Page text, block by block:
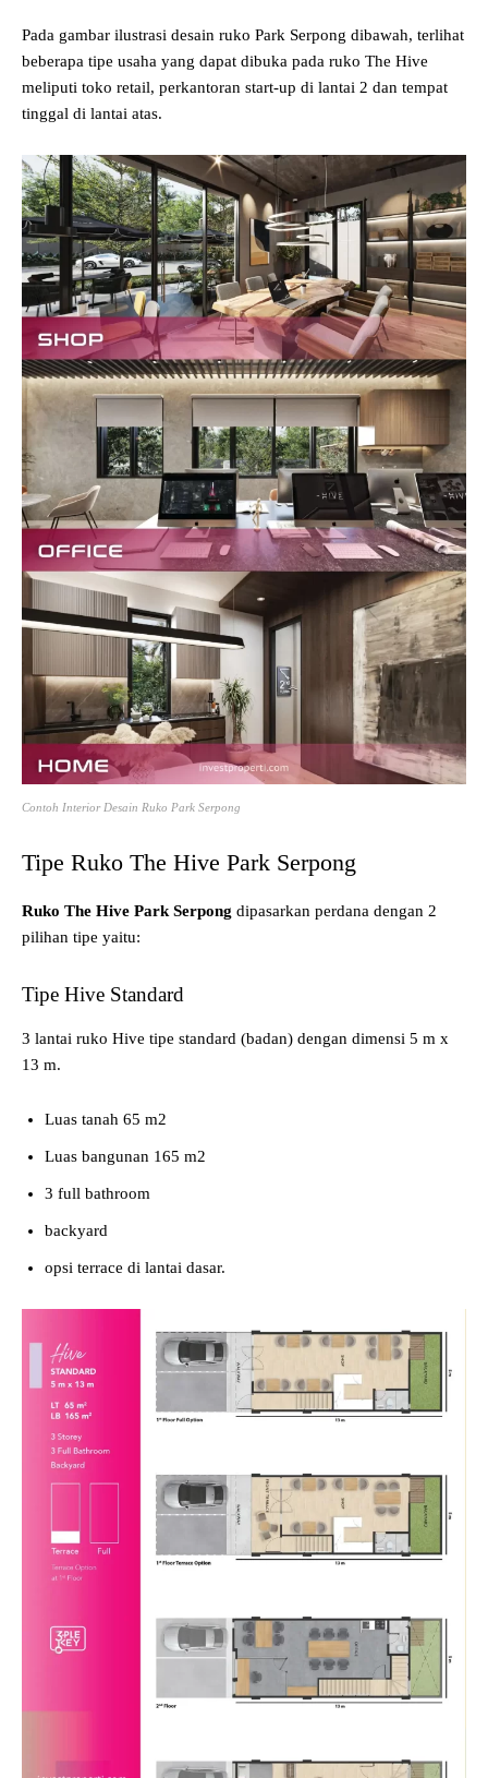
Pada gambar ilustrasi desain ruko Park Serpong dibawah, terlihat
beberapa tipe usaha yang dapat dibuka pada ruko The Hive
meliputi toko retail, perkantoran start-up di lantai 2 dan tempat
tinggal di lantai atas.
Contoh Interior Desain Ruko Park Serpong
Tipe Ruko The Hive Park Serpong
Ruko The Hive Park Serpong dipasarkan perdana dengan 2
pilihan tipe yaitu:
Tipe Hive Standard
3 lantai ruko Hive tipe standard (badan) dengan dimensi 5 m x
13 m.
Luas tanah 65 m2
Luas bangunan 165 m2
3 full bathroom
backyard
opsi terrace di lantai dasar.